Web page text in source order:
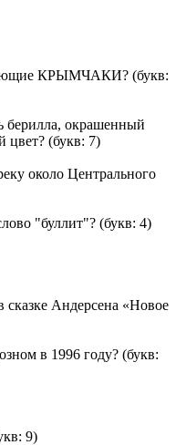
КРЫМЧАКИ? (букв:
берилла, окрашенный
цвет? (букв: 7)
около Центрального
"буллит"? (букв: 4)
Андерсена «Новое
в 1996 году? (букв:
9)